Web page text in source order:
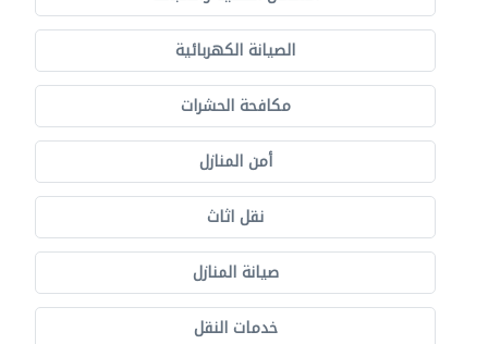
الصيانة الكهربائية
مكافحة الحشرات
أمن المنازل
نقل اثاث
صيانة المنازل
خدمات النقل